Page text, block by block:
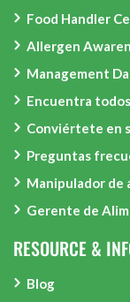
Food Handler
Allergen
Management
Encuentra
Conviértete en
Preguntas
Manipulador de
Gerente de
RESOURCE &
Blog